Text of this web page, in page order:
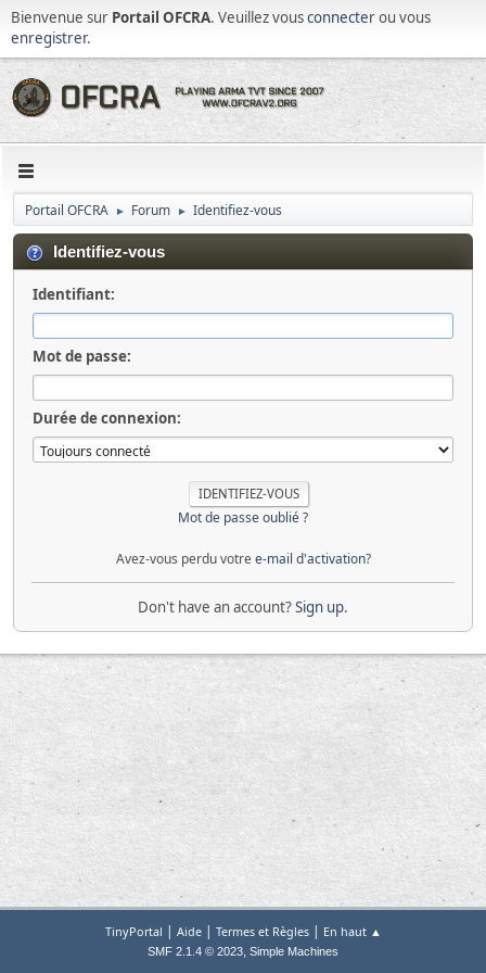
Bienvenue sur Portail OFCRA. Veuillez vousconnecterou vous
enregistrer.
Portail OFCRA ► Forum ► Identifiez-vous
Identifiez-vous
Identifiant:
Mot de passe:
Durée de connexion:
Mot de passe oublié ?
Avez-vous perdu votre e-mail d'activation?
Don't have an account?Sign up.
TinyPortal | Aide| Termes et Règles| En haut ▲
SMF 2.1.4 © 2023, Simple Machines